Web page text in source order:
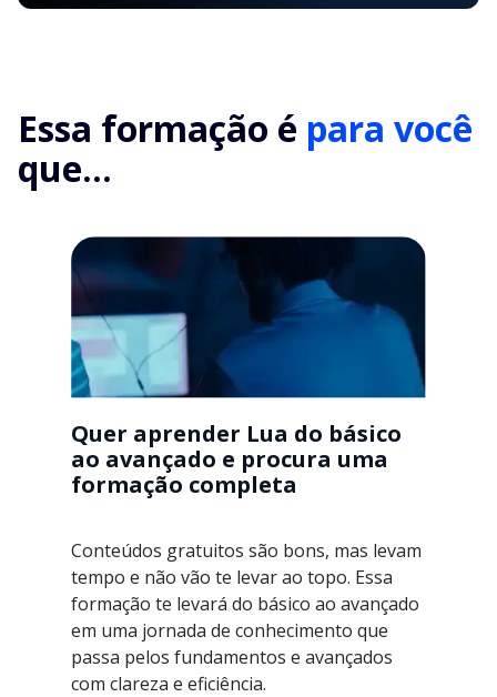
Essa formação é para você
que...
Quer aprender Lua do básico
ao avançado e procura uma
formação completa
Conteúdos gratuitos são bons, mas levam
tempo e não vão te levar ao topo. Essa
formação te levará do básico ao avançado
em uma jornada de conhecimento que
passa pelos fundamentos e avançados
com clareza e eficiência.